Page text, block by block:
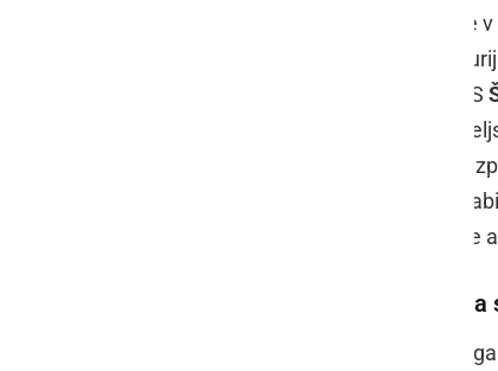
In v zavetju 418 let starega hrasta je
Gornje Radgone, Apač in Svetega
, vodja pomurske enote ZGS
drugi, čas tekel počasneje. Ob
obnovljene table s podatki o hrastu
naravne dediščine v Pomurju in
kakšno izjemno drevo, ne le
Pred tremi desetletji ga je zadela
Tokratno srečanje v senci